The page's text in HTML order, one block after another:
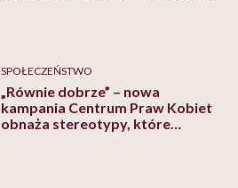
SPOŁECZEŃSTWO
„Równie dobrze” – nowa
kampania Centrum Praw Kobiet
obnaża stereotypy, które